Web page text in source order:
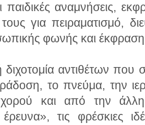
παιδικές αναμνήσεις,
τους για πειραματισμό,
φωνής και
διχοτομία αντιθέτων που
το πνεύμα, την
και από την
τις φρέσκιες